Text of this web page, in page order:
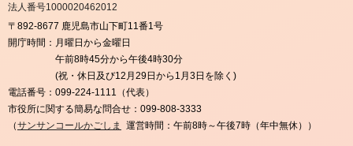
法人番号1000020462012
〒892-8677 鹿児島市山下町11番1号
開庁時間： 月曜日から金曜日
午前8時45分から午後4時30分
(祝・休日及び12月29日から1月3日を除く)
電話番号： 099-224-1111（代表）
市役所に関する簡易な問合せ： 099-808-3333
（サンサンコールかごしま 運営時間：午前8時～午後7時（年中無休））